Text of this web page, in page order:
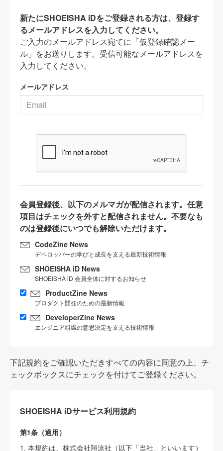
新たにSHOEISHA iDをご登録される方は、登録す
るメールアドレスを入力してください。
ご入力のメールアドレス宛てに「仮登録確認メー
ル」をお送りします。受信可能なメールアドレスを
入力してください。
メールアドレス
会員登録後、以下のメルマガが配信されます。任意
項目はチェックを外すと配信されません。不要なも
のは登録後にいつでも解除いただけます。
CodeZine News
デベロッパーの学びと成長を支える最新技術情報
SHOEISHA iD News
SHOEISHA iD 会員全体に対するお知らせ
ProductZine News
プロダクト開発のための最新情報
DeveloperZine News
エンジニア組織の意思決定を支える技術情報
下記規約をご確認いただきすべての内容に同意の上、チ
ェックボックスにチェックを付けてご登録ください。
SHOEISHA iDサービス利用規約
第1条（適用）
1. 本規約は、株式会社翔泳社（以下「当社」といいます）